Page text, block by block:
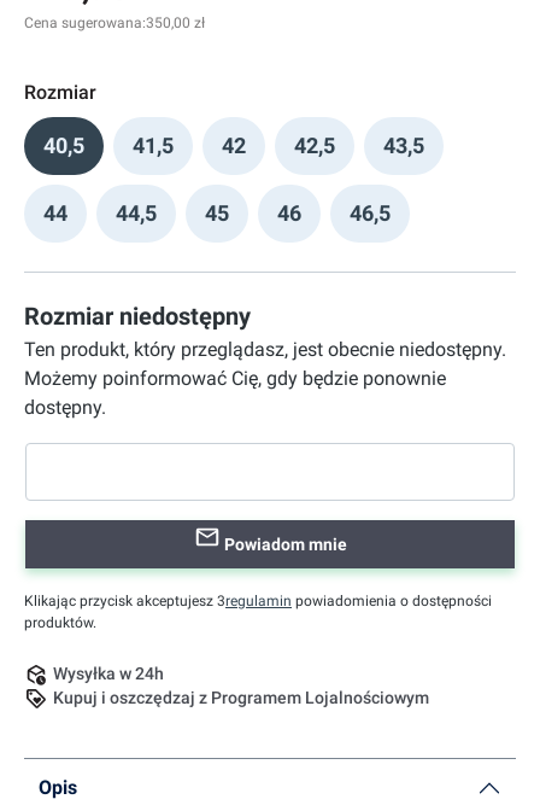
Cena sugerowana:350,00 zł
Rozmiar
40,5 41,5 42 42,5 43,5
44 44,5 45 46 46,5
Rozmiar niedostępny
Ten produkt, który przeglądasz, jest obecnie niedostępny.
Możemy poinformować Cię, gdy będzie ponownie
dostępny.
Powiadom mnie
Klikając przycisk akceptujesz 3regulamin powiadomienia o dostępności
produktów.
Wysyłka w 24h
Kupuj i oszczędzaj z Programem Lojalnościowym
Opis